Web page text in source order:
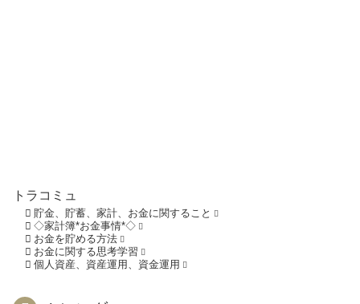
トラコミュ
貯金、貯蓄、家計、お金に関すること
◇家計簿*お金事情*◇
お金を貯める方法
お金に関する思考学習
個人資産、資産運用、資金運用